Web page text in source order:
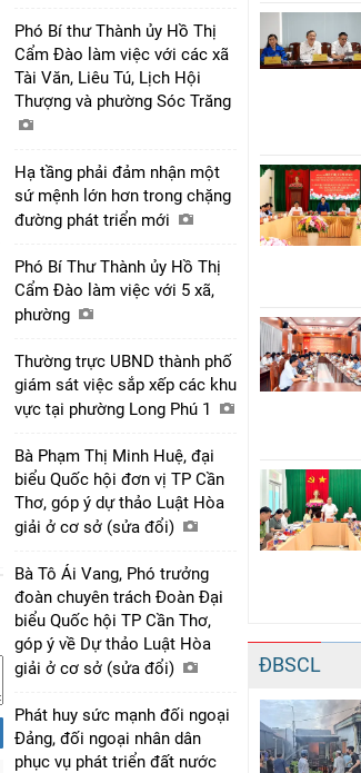
Phó Bí thư Thành ủy Hồ Thị
Cẩm Đào làm việc với các xã
Tài Văn, Liêu Tú, Lịch Hội
Thượng và phường Sóc Trăng
Hạ tầng phải đảm nhận một
sứ mệnh lớn hơn trong chặng
đường phát triển mới
Phó Bí Thư Thành ủy Hồ Thị
Cẩm Đào làm việc với 5 xã,
phường
Thường trực UBND thành phố
giám sát việc sắp xếp các khu
vực tại phường Long Phú 1
Bà Phạm Thị Minh Huệ, đại
biểu Quốc hội đơn vị TP Cần
Thơ, góp ý dự thảo Luật Hòa
giải ở cơ sở (sửa đổi)
Bà Tô Ái Vang, Phó trưởng
đoàn chuyên trách Đoàn Đại
biểu Quốc hội TP Cần Thơ,
góp ý về Dự thảo Luật Hòa
giải ở cơ sở (sửa đổi)
Phát huy sức mạnh đối ngoại
Đảng, đối ngoại nhân dân
phục vụ phát triển đất nước
ĐBSCL